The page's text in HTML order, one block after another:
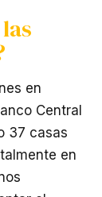
en
Central
37 casas
en